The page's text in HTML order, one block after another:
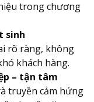
trong chương
sinh
rõ ràng, không
khách hàng.
– tận tâm
truyền cảm hứng